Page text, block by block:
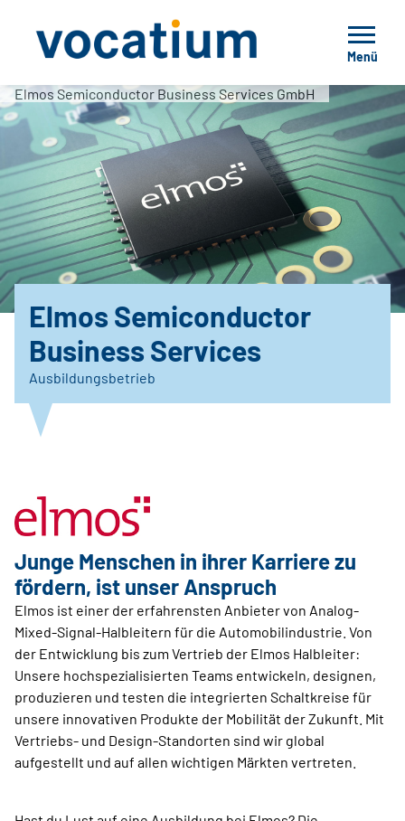
Menü
Elmos Semiconductor Business Services GmbH
Elmos Semiconductor
Business Services
Ausbildungsbetrieb
Junge Menschen in ihrer Karriere zu
fördern, ist unser Anspruch
Elmos ist einer der erfahrensten Anbieter von Analog-
Mixed-Signal-Halbleitern für die Automobilindustrie. Von
der Entwicklung bis zum Vertrieb der Elmos Halbleiter:
Unsere hochspezialisierten Teams entwickeln, designen,
produzieren und testen die integrierten Schaltkreise für
unsere innovativen Produkte der Mobilität der Zukunft. Mit
Vertriebs- und Design-Standorten sind wir global
aufgestellt und auf allen wichtigen Märkten vertreten.